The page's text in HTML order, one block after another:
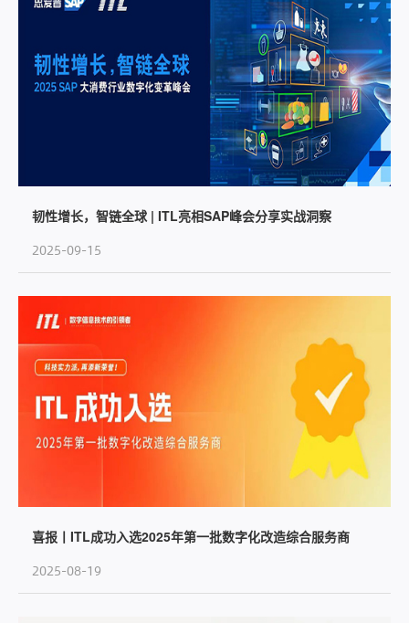
韧性增长，智链全球 | ITL亮相SAP峰会分享实战洞察
2025-09-15
喜报丨ITL成功入选2025年第一批数字化改造综合服务商
2025-08-19